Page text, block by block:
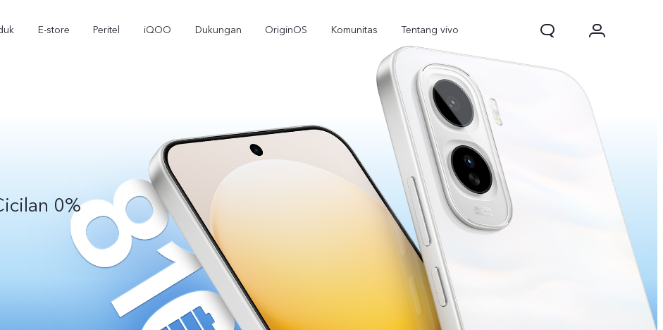
E-store Peritel iQOO Dukungan OriginOS Komunitas Tentang vivo
T5 T5 Pro V70 V70 FE
0%